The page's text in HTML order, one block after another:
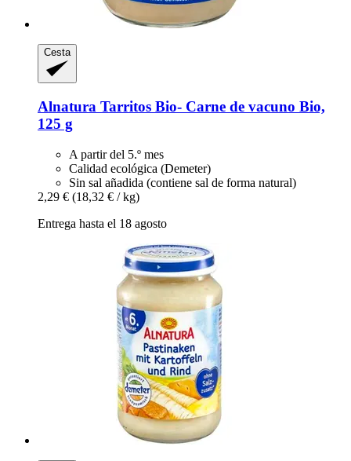
Cesta
Alnatura Tarritos Bio-​ Carne de vacuno Bio,
125 g
A partir del 5.º mes
Calidad ecológica (Demeter)
Sin sal añadida (contiene sal de forma natural)
2,29 € (18,32 € / kg)
Entrega hasta el 18 agosto